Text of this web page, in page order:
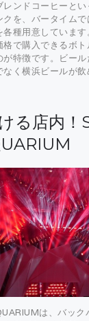
レンドコーヒーと
クを、バータイム
各種用意していま
格で購入できるボ
が特徴です。ビー
なく横浜ビールが
る店内！
は、バック